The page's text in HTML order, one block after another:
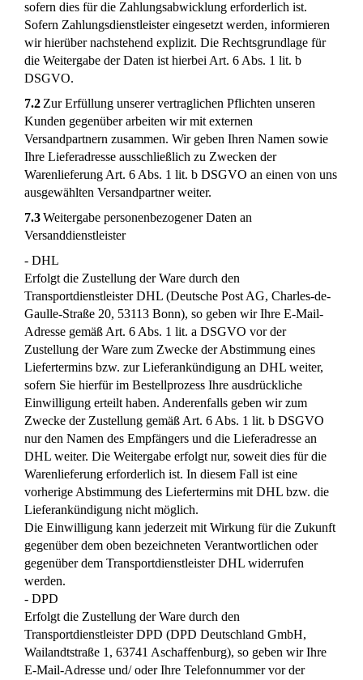
sofern dies für die Zahlungsabwicklung erforderlich ist.
Sofern Zahlungsdienstleister eingesetzt werden, informieren
wir hierüber nachstehend explizit. Die Rechtsgrundlage für
die Weitergabe der Daten ist hierbei Art. 6 Abs. 1 lit. b
DSGVO.
7.2 Zur Erfüllung unserer vertraglichen Pflichten unseren
Kunden gegenüber arbeiten wir mit externen
Versandpartnern zusammen. Wir geben Ihren Namen sowie
Ihre Lieferadresse ausschließlich zu Zwecken der
Warenlieferung Art. 6 Abs. 1 lit. b DSGVO an einen von uns
ausgewählten Versandpartner weiter.
7.3Weitergabe personenbezogener Daten an
Versanddienstleister
- DHL
Erfolgt die Zustellung der Ware durch den
Transportdienstleister DHL (Deutsche Post AG, Charles-de-
Gaulle-Straße 20, 53113 Bonn), so geben wir Ihre E-Mail-
Adresse gemäß Art. 6 Abs. 1 lit. a DSGVO vor der
Zustellung der Ware zum Zwecke der Abstimmung eines
Liefertermins bzw. zur Lieferankündigung an DHL weiter,
sofern Sie hierfür im Bestellprozess Ihre ausdrückliche
Einwilligung erteilt haben. Anderenfalls geben wir zum
Zwecke der Zustellung gemäß Art. 6 Abs. 1 lit. b DSGVO
nur den Namen des Empfängers und die Lieferadresse an
DHL weiter. Die Weitergabe erfolgt nur, soweit dies für die
Warenlieferung erforderlich ist. In diesem Fall ist eine
vorherige Abstimmung des Liefertermins mit DHL bzw. die
Lieferankündigung nicht möglich.
Die Einwilligung kann jederzeit mit Wirkung für die Zukunft
gegenüber dem oben bezeichneten Verantwortlichen oder
gegenüber dem Transportdienstleister DHL widerrufen
werden.
- DPD
Erfolgt die Zustellung der Ware durch den
Transportdienstleister DPD (DPD Deutschland GmbH,
Wailandtstraße 1, 63741 Aschaffenburg), so geben wir Ihre
E-Mail-Adresse und/ oder Ihre Telefonnummer vor der